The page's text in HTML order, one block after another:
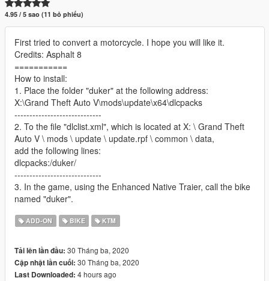
4.95 / 5 sao (11 bỏ phiếu)
First tried to convert a motorcycle. I hope you will like it.
Credits: Asphalt 8
===========
How to install:
1. Place the folder "duker" at the following address:
X:\Grand Theft Auto V\mods\update\x64\dlcpacks
-----------------------------
2. To the file "dlclist.xml", which is located at X: \ Grand Theft
Auto V \ mods \ update \ update.rpf \ common \ data,
add the following lines:
dlcpacks:/duker/
-----------------------------
3. In the game, using the Enhanced Native Traier, call the bike
named "duker".
ADD-ON BIKE KTM
Tải lên lần đầu: 30 Tháng ba, 2020
Cập nhật lần cuối: 30 Tháng ba, 2020
Last Downloaded: 4 hours ago